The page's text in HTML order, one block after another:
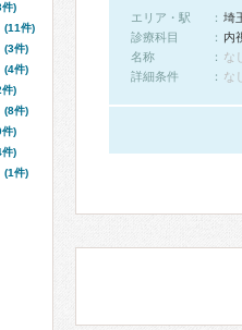
エリア・駅
埼
診療科目
内
名称
なし
詳細条件
な
件)
(11件)
(3件)
(4件)
件)
(8件)
件)
件)
(1件)